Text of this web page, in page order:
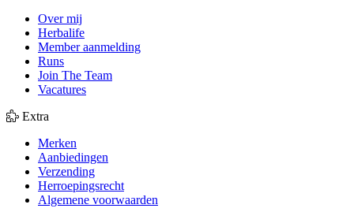
Over mij
Herbalife
Member aanmelding
Runs
Join The Team
Vacatures
Extra
Merken
Aanbiedingen
Verzending
Herroepingsrecht
Algemene voorwaarden